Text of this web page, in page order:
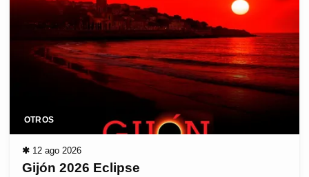
OTROS
✱ 12 ago 2026
Gijón 2026 Eclipse